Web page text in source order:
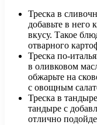
Треска в
добавьте в него
вкусу. Такое
отварного
Треска по-
в оливковом
обжарьте на
с овощным
Треска в
тандыре с
отлично